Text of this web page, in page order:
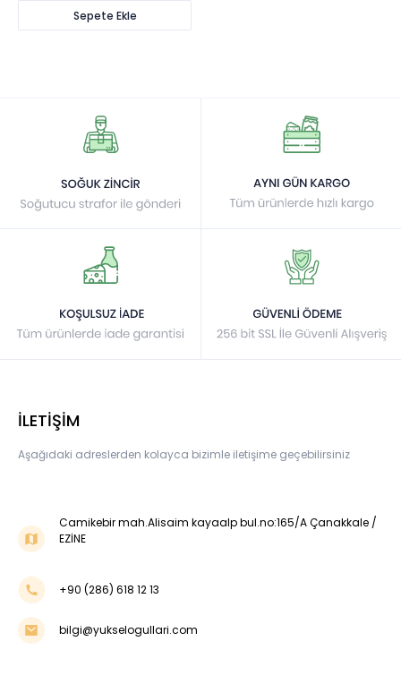
Sepete Ekle
İLETİŞİM
Aşağıdaki adreslerden kolayca bizimle iletişime geçebilirsiniz
Camikebir mah.Alisaim kayaalp bul.no:165/A Çanakkale /
EZİNE
+90 (286) 618 12 13
bilgi@yukselogullari.com